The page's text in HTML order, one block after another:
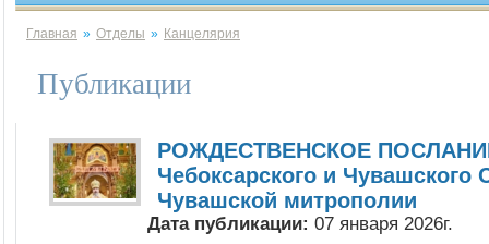
Главная » Отделы » Канцелярия
Публикации
РОЖДЕСТВЕНСКОЕ
Чебоксарского и Чувашского
Чувашской митрополии
Дата публикации: 07 января 2026г.